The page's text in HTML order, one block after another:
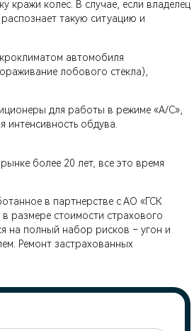
кражи колес. В случае, если владелец
такую ситуацию и
автомобиля
лобового стекла),
для работы в режиме «A/C»,
обдува.
более 20 лет, все это время
в партнерстве с АО «ГСК
размере стоимости страхового
на полный набор рисков – угон и
Ремонт застрахованных